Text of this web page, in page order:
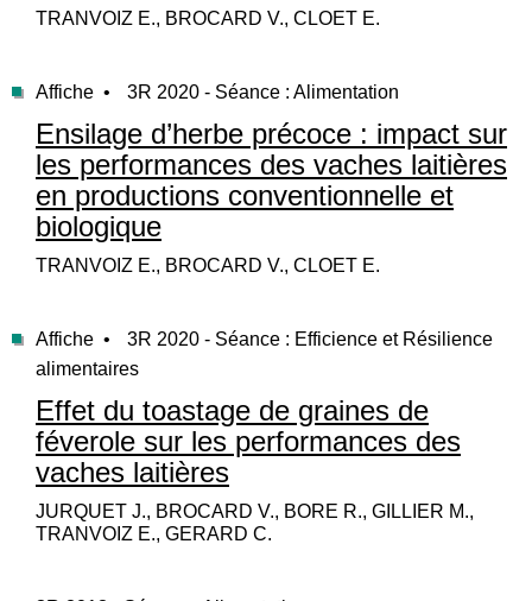
TRANVOIZ E., BROCARD V., CLOET E.
Affiche • 3R 2020 - Séance : Alimentation
Ensilage d’herbe précoce : impact sur
les performances des vaches laitières
en productions conventionnelle et
biologique
TRANVOIZ E., BROCARD V., CLOET E.
Affiche •
3R 2020 - Séance : Efficience et Résilience
alimentaires
Effet du toastage de graines de
féverole sur les performances des
vaches laitières
JURQUET J., BROCARD V., BORE R., GILLIER M.,
TRANVOIZ E., GERARD C.